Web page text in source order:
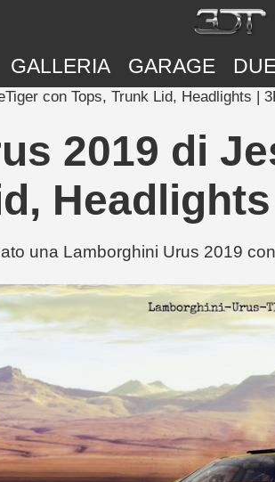
GALLERIA GARAGE
con Tops, Trunk Lid, Headlights |
2019 di
una Lamborghini Urus 2019